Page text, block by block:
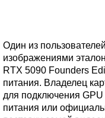
Один из
изображениями
RTX 5090 Founders
питания. Владелец
для подключения GPU
питания или